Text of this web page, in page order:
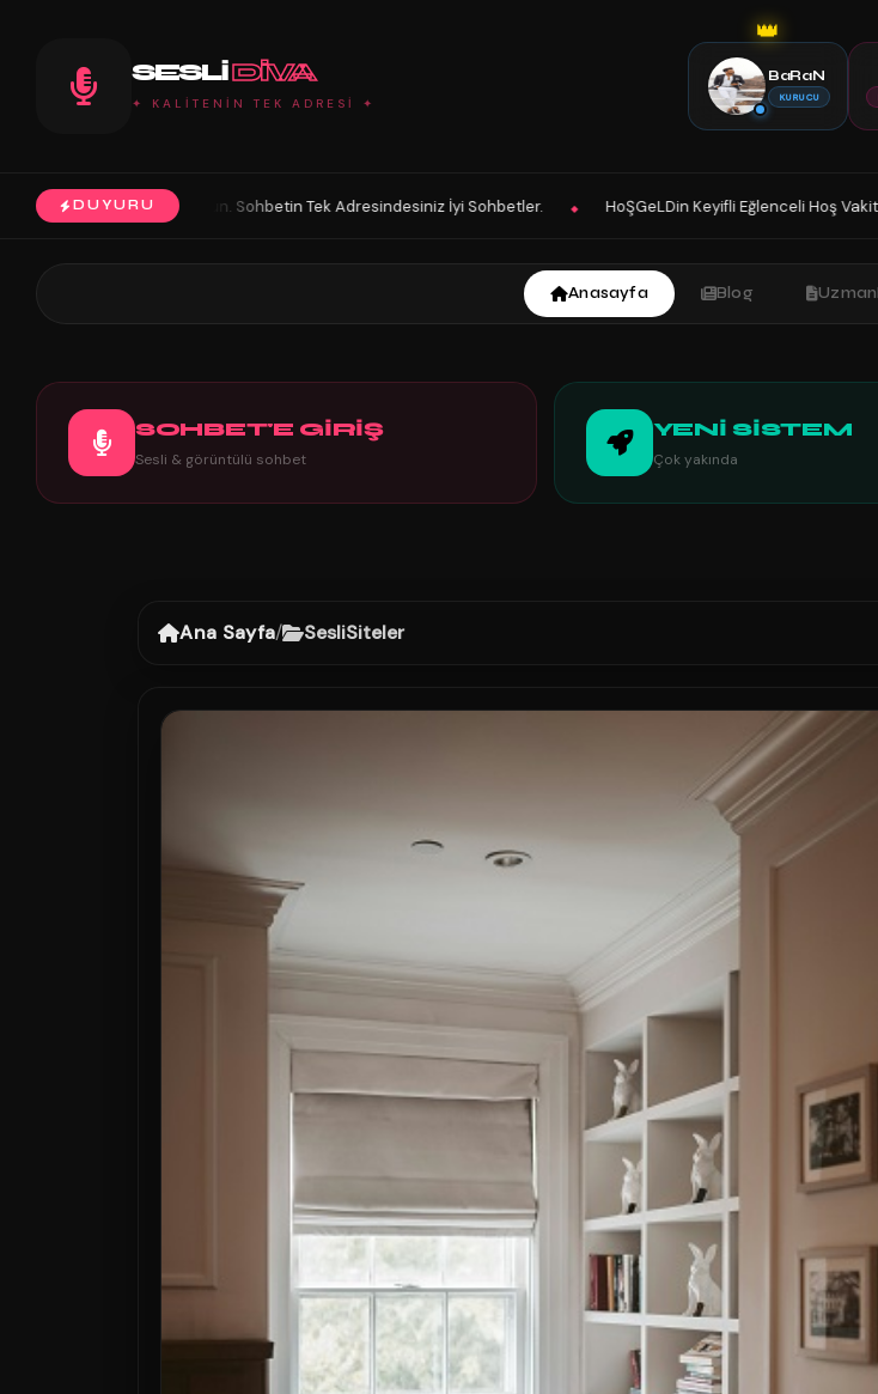
SESLIDIVA
✦ KALİTENİN TEK ADRESİ ✦
👑
BaRaN
KURUCU
DUYURU
Sohbetin Tek Adresindesiniz İyi Sohbetler. ◆ HoŞGeLDin Keyifli Eğlenceli Hoş Vakitler Diler 2026 Panelimiz
Anasayfa Blog
SOHBET'E GİRİŞ
Sesli & görüntülü sohbet
YENİ SİSTEM
Çok yakında
Ana Sayfa/ SesliSiteler